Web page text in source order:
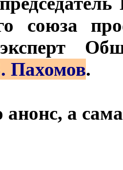
союза
Пахомов.
анонс, а